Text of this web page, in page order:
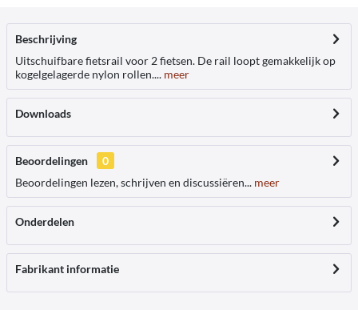
Beschrijving
Uitschuifbare fietsrail voor 2 fietsen. De rail loopt gemakkelijk op
kogelgelagerde nylon rollen.... meer
Downloads
Beoordelingen
0
Beoordelingen lezen, schrijven en discussiëren... meer
Onderdelen
Fabrikant informatie